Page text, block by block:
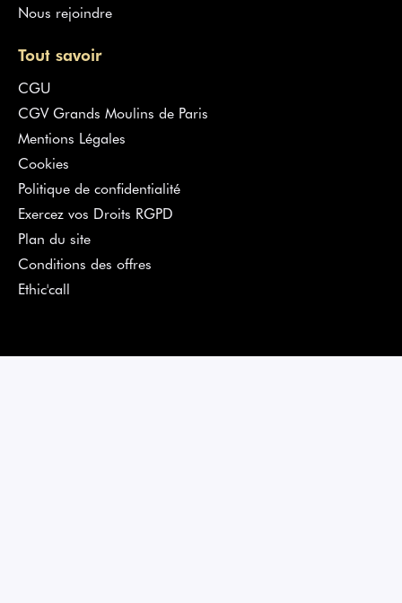
Nous rejoindre
Tout savoir
CGU
CGV Grands Moulins de Paris
Mentions Légales
Cookies
Politique de confidentialité
Exercez vos Droits RGPD
Plan du site
Conditions des offres
Ethic'call